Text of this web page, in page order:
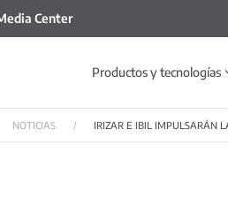
Center
Productos y tecnologías
NOTICIAS IRIZAR E IBIL IMPULSARÁN